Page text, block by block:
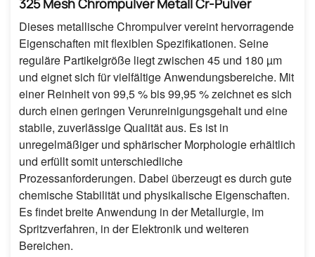
325 Mesh Chrompulver Metall Cr-Pulver
Dieses metallische Chrompulver vereint hervorragende
Eigenschaften mit flexiblen Spezifikationen. Seine
reguläre Partikelgröße liegt zwischen 45 und 180 µm
und eignet sich für vielfältige Anwendungsbereiche. Mit
einer Reinheit von 99,5 % bis 99,95 % zeichnet es sich
durch einen geringen Verunreinigungsgehalt und eine
stabile, zuverlässige Qualität aus. Es ist in
unregelmäßiger und sphärischer Morphologie erhältlich
und erfüllt somit unterschiedliche
Prozessanforderungen. Dabei überzeugt es durch gute
chemische Stabilität und physikalische Eigenschaften.
Es findet breite Anwendung in der Metallurgie, im
Spritzverfahren, in der Elektronik und weiteren
Bereichen.